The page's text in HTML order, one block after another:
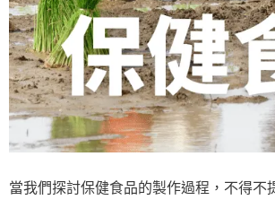
當我們探討保健食品的製作過程，不得